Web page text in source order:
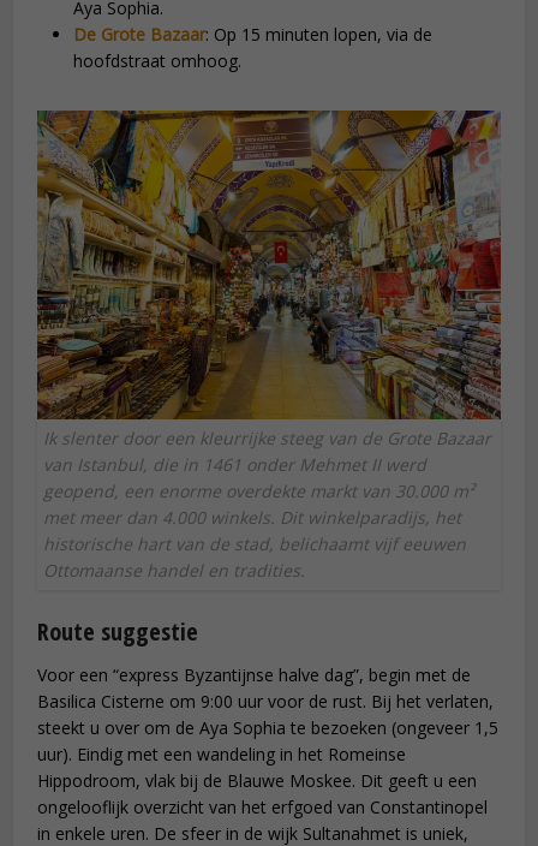
Aya Sophia.
De Grote Bazaar: Op 15 minuten lopen, via de
hoofdstraat omhoog.
Ik slenter door een kleurrijke steeg van de Grote Bazaar
van Istanbul, die in 1461 onder Mehmet II werd
geopend, een enorme overdekte markt van 30.000 m²
met meer dan 4.000 winkels. Dit winkelparadijs, het
historische hart van de stad, belichaamt vijf eeuwen
Ottomaanse handel en tradities.
Route suggestie
Voor een “express Byzantijnse halve dag”, begin met de
Basilica Cisterne om 9:00 uur voor de rust. Bij het verlaten,
steekt u over om de Aya Sophia te bezoeken (ongeveer 1,5
uur). Eindig met een wandeling in het Romeinse
Hippodroom, vlak bij de Blauwe Moskee. Dit geeft u een
ongelooflijk overzicht van het erfgoed van Constantinopel
in enkele uren. De sfeer in de wijk Sultanahmet is uniek,